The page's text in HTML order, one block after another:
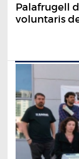
Palafrugell
voluntaris